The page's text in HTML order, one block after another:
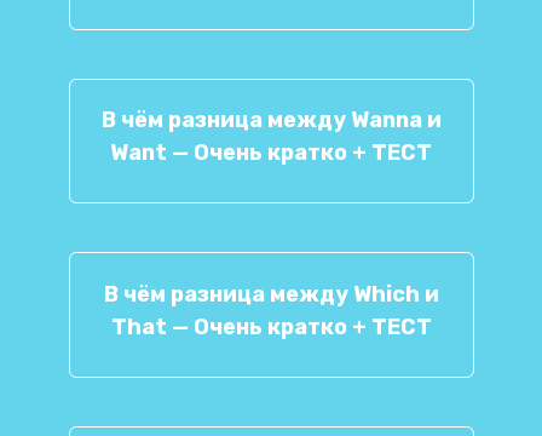
В чём разница между Wanna и
Want — Очень кратко + ТЕСТ
В чём разница между Which и
That — Очень кратко + ТЕСТ